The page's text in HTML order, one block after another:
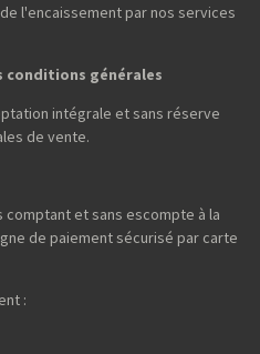
l'encaissement par nos services
conditions générales
intégrale et sans réserve
de vente.
comptant et sans escompte à la
de paiement sécurisé par carte
: